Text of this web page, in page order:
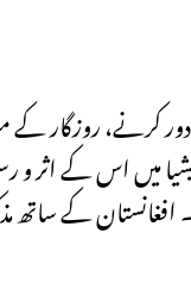
کرنے، روزگار کے
میں اس کے اثر و
کے ساتھ